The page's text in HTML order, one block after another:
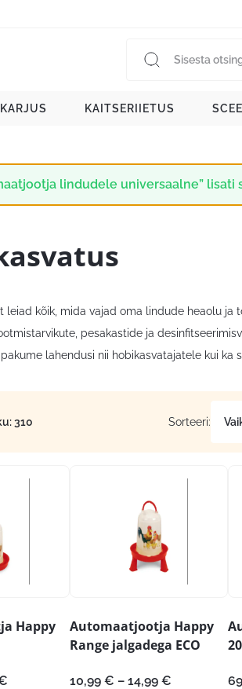
KAITSERIIETUS
lindudele universaalne” lisati
leiad kõik, mida vajad oma lindude heaolu
pesakastide ja
lahendusi nii hobikasvatajatele kui ka
310 Sorteeri:
Happy
Hinnavahemik:
Automaatjootja Happy
Range jalgadega ECO
10,99 € – 14,99 €